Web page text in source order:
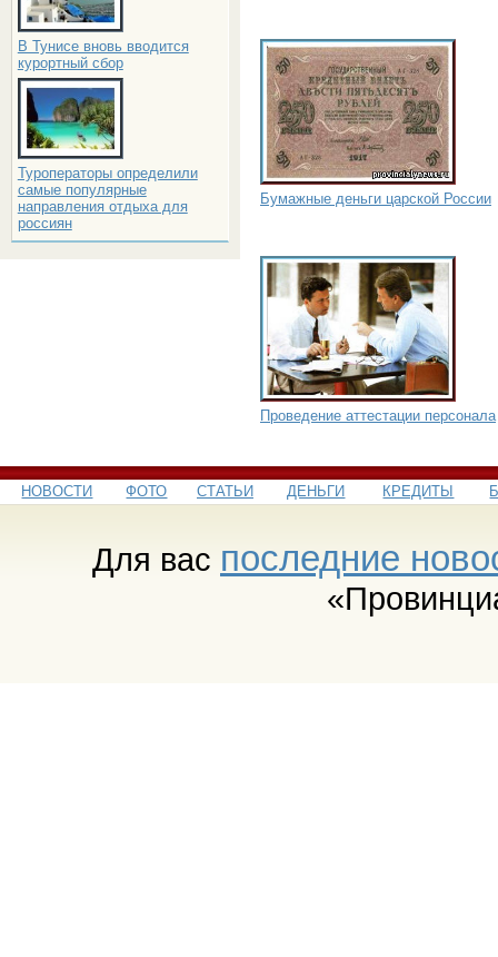
В Тунисе вновь вводится
курортный сбор
Туроператоры определили
самые популярные
направления отдыха для
россиян
Бумажные деньги царской России
Проведение аттестации персонала
НОВОСТИ ФОТО СТАТЬИ ДЕНЬГИ КРЕДИТЫ
Для вас последние